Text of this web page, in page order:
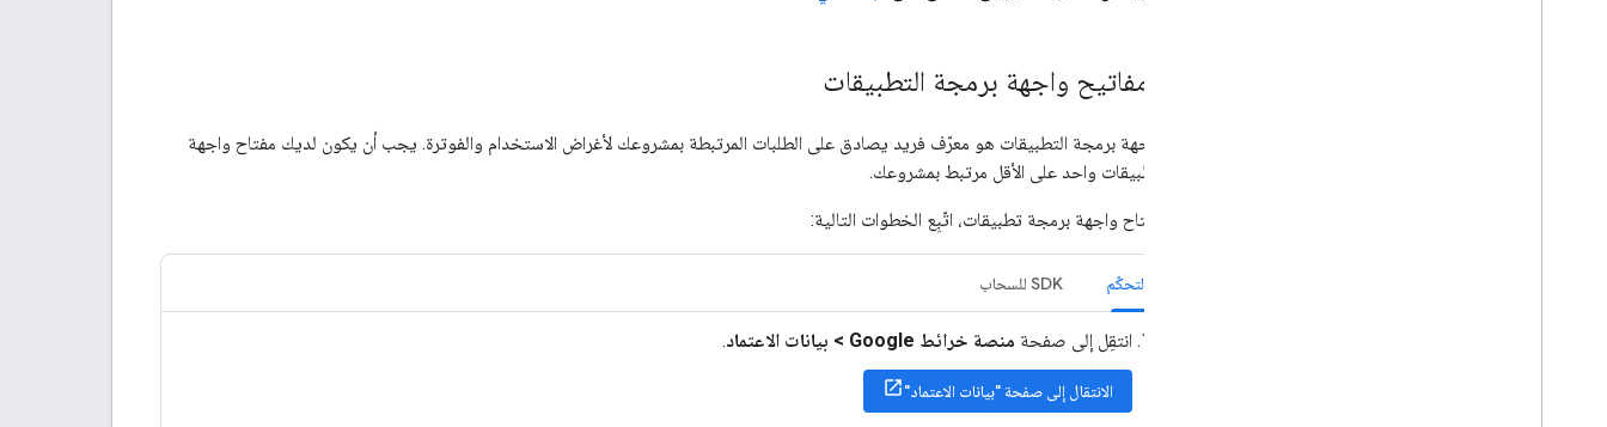
إنشاء مفاتيح واجهة برمجة التطبيقات
مفتاح واجهة برمجة التطبيقات هو معرّف فريد يصادق على الطلبات المرتبطة بمشروعك لأغراض الاستخدام والفوترة. يجب أن يكون لديك مفتاح واجهة
برمجة تطبيقات واحد على الأقل مرتبط بمشروعك.
لإنشاء مفتاح واجهة برمجة تطبيقات، اتّبِع الخطوات التالية:
وحدة التحكّم SDK للسحاب
انتقِل إلى صفحة منصة خرائط Google > بيانات الاعتماد .
الانتقال إلى صفحة "بيانات الاعتماد"